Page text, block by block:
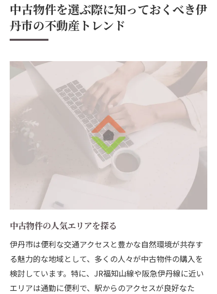
中古物件を選ぶ際に知っておくべき伊
丹市の不動産トレンド
中古物件の人気エリアを探る
伊丹市は便利な交通アクセスと豊かな自然環境が共存す
る魅力的な地域として、多くの人々が中古物件の購入を
検討しています。特に、JR福知山線や阪急伊丹線に近い
エリアは通勤に便利で、駅からのアクセスが良好なた